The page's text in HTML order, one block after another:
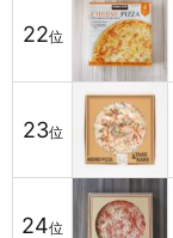
22位
23位
24位